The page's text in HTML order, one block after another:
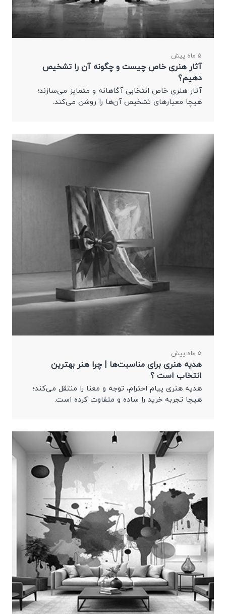
5 ماه پیش
آثار هنری خاص چیست و چگونه آن را تشخیص
دهیم؟
آثار هنری خاص انتخابی آگاهانه و متمایز می‌سازند؛
هیچا معیارهای تشخیص آن‌ها را روشن می‌کند.
5 ماه پیش
هدیه هنری برای مناسبت‌ها | چرا هنر بهترین
انتخاب است ؟
هدیه هنری پیام احترام، توجه و معنا را منتقل می‌کند؛
هیچا تجربه خرید را ساده و متفاوت کرده است.